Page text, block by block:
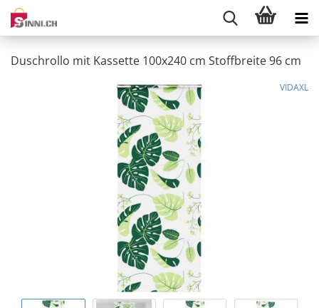
Duschrollo mit Kassette 100x240 cm Stoffbreite 96 cm
VIDAXL